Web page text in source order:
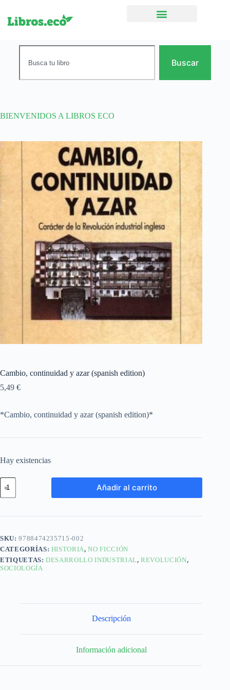
Buscar
BIENVENIDOS A LIBROS ECO
Cambio, continuidad y azar (spanish edition)
5,49 €
*Cambio, continuidad y azar (spanish edition)*
Hay existencias
Añadir al carrito
SKU:9788474235715-002
CATEGORÍAS: HISTORIA,NO FICCIÓN
ETIQUETAS:DESARROLLO INDUSTRIAL,REVOLUCIÓN,
SOCIOLOGÍA
Descripción
Información adicional